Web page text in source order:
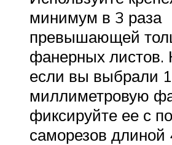
минимум в 3 раза
превышающей
фанерных листов.
если вы выбрали
миллиметровую
фиксируйте ее с
саморезов